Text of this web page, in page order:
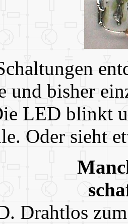
und bisher
LED blinkt
Oder sieht
Drahtlos